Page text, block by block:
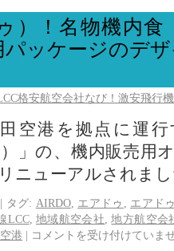
）！名物機内
パッケージのデ
格安航空会社なび！激安飛行
空港を拠点に運
）」の、機内販売用
ニューアルされま
| タグ: AIRDO, エアドゥ
エアド
LCC, 地域航空会社 ,地方航空会
港 | コメントを受け付けていま